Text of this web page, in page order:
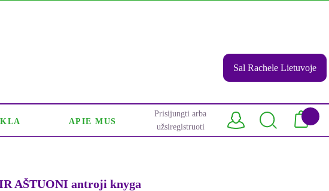
Sal Rachele Lietuvoje
APIE MUS
Prisijungti arba
užsiregistruoti
AŠTUONI antroji knyga